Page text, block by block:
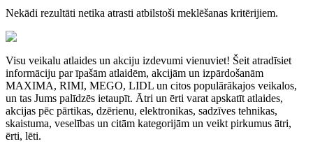
Nekādi rezultāti netika atrasti atbilstoši meklēšanas kritērijiem.
Visu veikalu atlaides un akciju izdevumi vienuviet! Šeit atradīsiet
informāciju par īpašām atlaidēm, akcijām un izpārdošanām
MAXIMA, RIMI, MEGO, LIDL un citos populārākajos veikalos,
un tas Jums palīdzēs ietaupīt. Ātri un ērti varat apskatīt atlaides,
akcijas pēc pārtikas, dzērienu, elektronikas, sadzīves tehnikas,
skaistuma, veselības un citām kategorijām un veikt pirkumus ātri,
ērti, lēti.